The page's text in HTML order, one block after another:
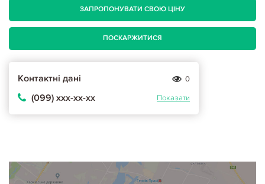
ЗАПРОПОНУВАТИ СВОЮ ЦІНУ
ПОСКАРЖИТИСЯ
Контактні дані 0
(099) ххх-хх-хх Показати